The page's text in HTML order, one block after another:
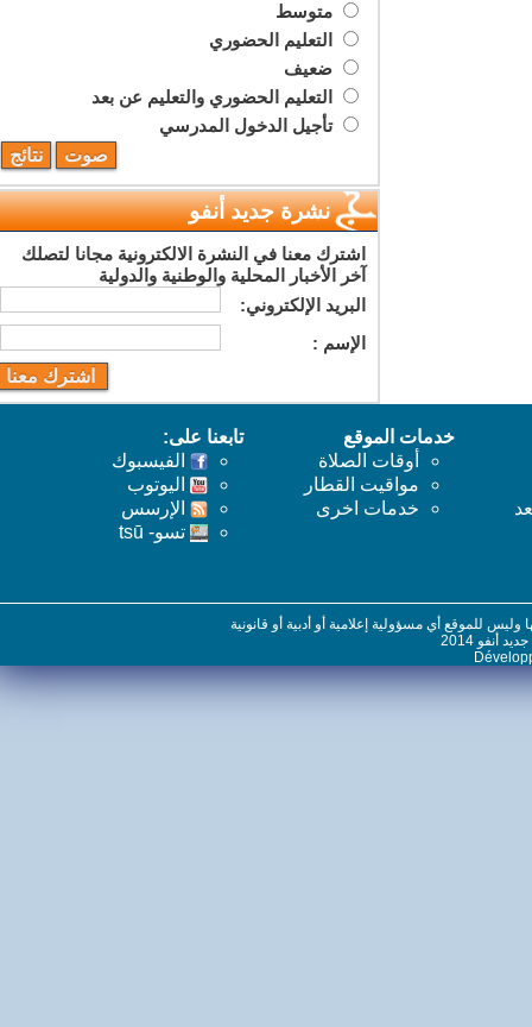
متوسط
التعليم الحضوري
ضعيف
التعليم الحضوري والتعليم عن بعد
تأجيل الدخول المدرسي
نشرة جديد أنفو
اشترك معنا في النشرة الالكترونية مجانا لتصلك
آخر الأخبار المحلية والوطنية والدولية
البريد اﻹلكتروني:
اﻹسم :
خدمات الموقع
أوقات الصلاة
مواقيت القطار
خدمات اخرى
تابعنا على:
الفيسبوك
اليوتوب
اﻹرسس
تسو- tsū
للموقع أي مسؤولية إعلامية أو أدبية أو قانونية
2014